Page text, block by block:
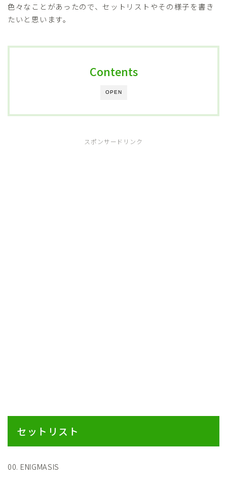
色々なことがあったので、セットリストやその様子を書き
たいと思います。
OPEN
Contents
スポンサードリンク
セットリスト
00. ENIGMASIS